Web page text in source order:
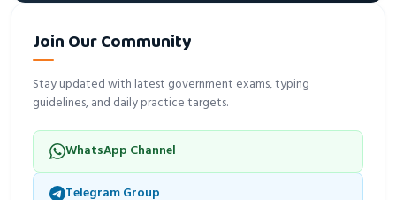
Join Our Community
Stay updated with latest government exams, typing
guidelines, and daily practice targets.
WhatsApp Channel
Telegram Group